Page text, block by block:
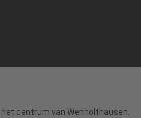
centrum van Wenholthausen.